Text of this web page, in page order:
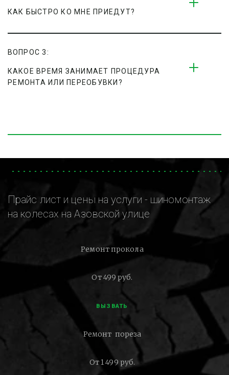
КАК БЫСТРО КО МНЕ ПРИЕДУТ?
ВОПРОС 3:
КАКОЕ ВРЕМЯ ЗАНИМАЕТ ПРОЦЕДУРА
РЕМОНТА ИЛИ ПЕРЕОБУВКИ?
Прайс лист и цены на услуги - шиномонтаж
на колесах на Азовской улице
Ремонт прокола
От 499 руб.
ВЫЗВАТЬ
Ремонт пореза
От 1 499 руб.